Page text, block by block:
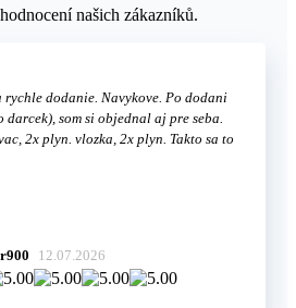
našich zákazníků.
dodanie. Navykove. Po dodani
som si objednal aj pre seba.
2x plyn. vlozka, 2x plyn. Takto sa to
12.07.2026